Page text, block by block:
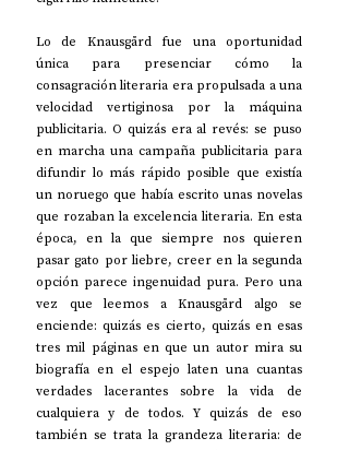
Lo de Knausgård fue una oportunidad
única para presenciar cómo la
consagración literaria era propulsada a una
velocidad vertiginosa por la máquina
publicitaria. O quizás era al revés: se puso
en marcha una campaña publicitaria para
difundir lo más rápido posible que existía
un noruego que había escrito unas novelas
que rozaban la excelencia literaria. En esta
época, en la que siempre nos quieren
pasar gato por liebre, creer en la segunda
opción parece ingenuidad pura. Pero una
vez que leemos a Knausgård algo se
enciende: quizás es cierto, quizás en esas
tres mil páginas en que un autor mira su
biografía en el espejo laten una cuantas
verdades lacerantes sobre la vida de
cualquiera y de todos. Y quizás de eso
también se trata la grandeza literaria: de